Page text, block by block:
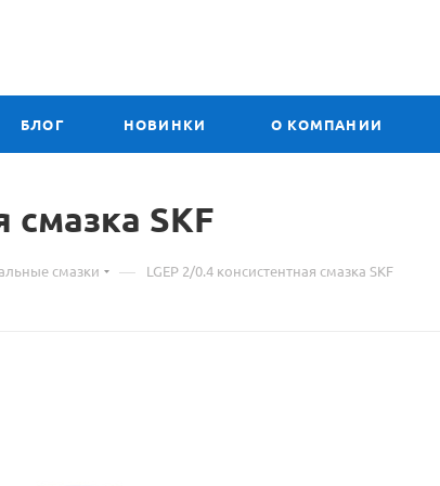
БЛОГ НОВИНКИ О КОМПАНИИ
смазка SKF
смазки — LGEP 2/0.4 консистентная смазка SKF